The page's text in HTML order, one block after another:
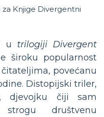
u trilogiji Divergent
široku popularnost
povećanu
Distopijski triler,
djevojku čiji sam
društvenu